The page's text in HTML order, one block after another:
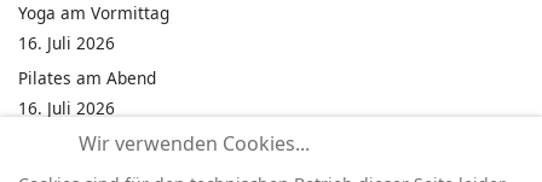
Yoga am Vormittag
16. Juli 2026
Pilates am Abend
16. Juli 2026
Jumping Fitness Intervall
16. Juli 2026
Wir verwenden Cookies...